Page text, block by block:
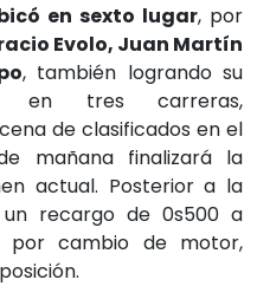
en sexto lugar, por
Evolo, Juan Martín
, también logrando su
en tres carreras,
de clasificados en el
mañana finalizará la
actual. Posterior a la
un recargo de 0s500 a
por cambio de motor,